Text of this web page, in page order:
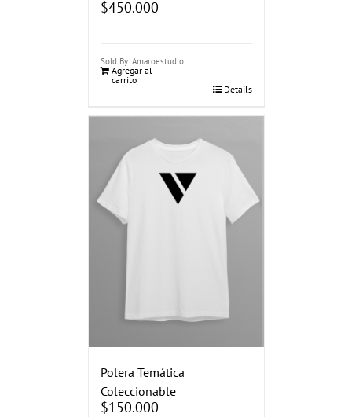
$450.000
Sold By: Amaroestudio
Agregar al
carrito
Details
Polera Temática
Coleccionable
$150.000